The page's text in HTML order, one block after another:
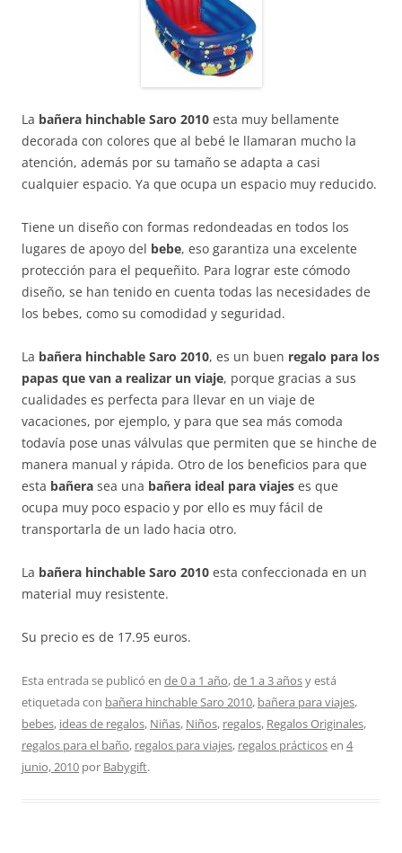
La bañera hinchable Saro 2010 esta muy bellamente
decorada con colores que al bebé le llamaran mucho la
atención, además por su tamaño se adapta a casi
cualquier espacio. Ya que ocupa un espacio muy reducido.
Tiene un diseño con formas redondeadas en todos los
lugares de apoyo del bebe, eso garantiza una excelente
protección para el pequeñito. Para lograr este cómodo
diseño, se han tenido en cuenta todas las necesidades de
los bebes, como su comodidad y seguridad.
La bañera hinchable Saro 2010, es un buen regalo para los
papas que van a realizar un viaje, porque gracias a sus
cualidades es perfecta para llevar en un viaje de
vacaciones, por ejemplo, y para que sea más comoda
todavía pose unas válvulas que permiten que se hinche de
manera manual y rápida. Otro de los beneficios para que
esta bañera sea una bañera ideal para viajes es que
ocupa muy poco espacio y por ello es muy fácil de
transportarla de un lado hacia otro.
La bañera hinchable Saro 2010 esta confeccionada en un
material muy resistente.
Su precio es de 17.95 euros.
Esta entrada se publicó en de 0 a 1 año,de 1 a 3 añosy está
etiquetada con bañera hinchable Saro 2010, bañera para viajes,
bebes, ideas de regalos, Niñas, Niños, regalos, Regalos Originales,
regalos para el baño, regalos para viajes, regalos prácticosen 4
junio, 2010 por Babygift.